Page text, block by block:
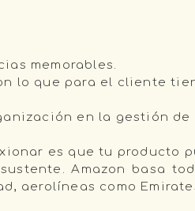
memorables.
lo que para el cliente
en la gestión de
es que tu producto
Amazon basa
aerolíneas como